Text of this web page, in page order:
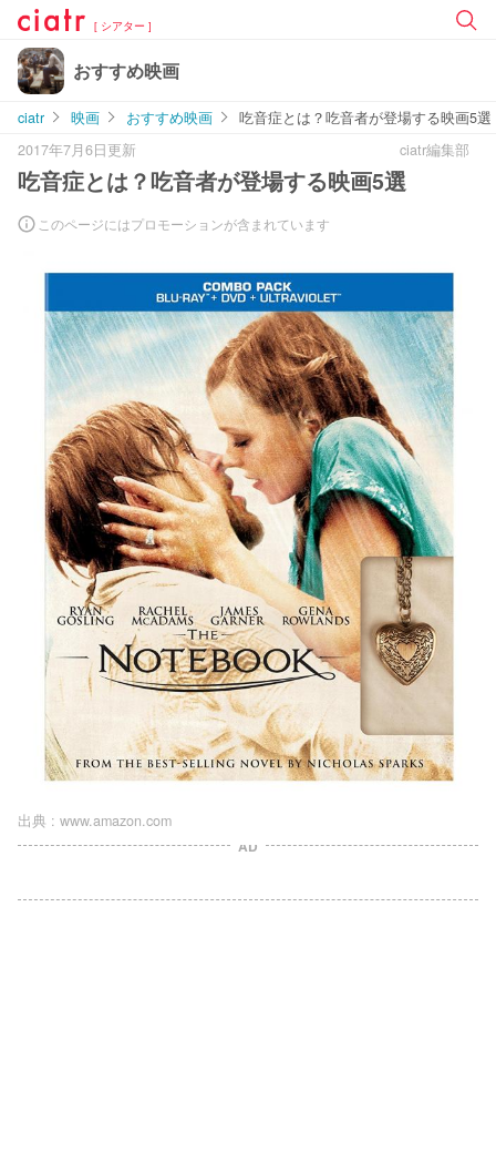
[ シアター ]
おすすめ映画
ciatr 映画 おすすめ映画
吃音症とは？吃音者が登場する映画5選
2017年7月6日更新
ciatr編集部
吃音症とは？吃音者が登場する映画5選
このページにはプロモーションが含まれています
出典 : www.amazon.com
AD